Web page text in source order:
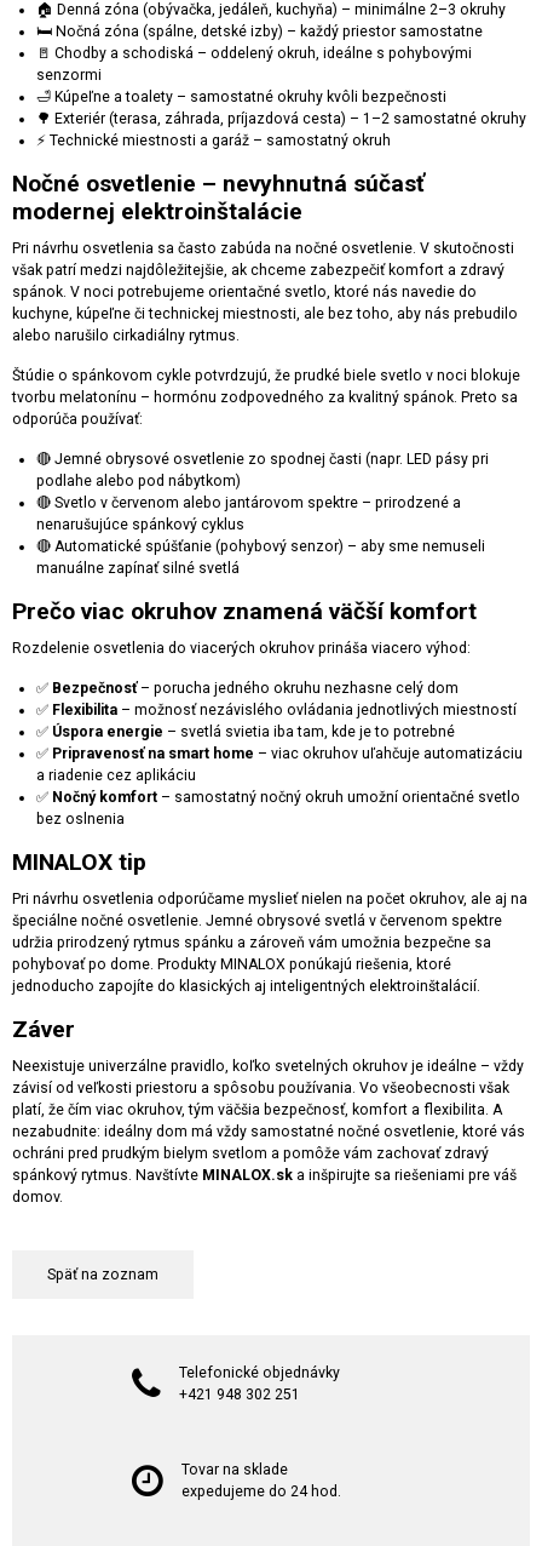
🏠 Denná zóna (obývačka, jedáleň, kuchyňa) – minimálne 2–3 okruhy
🛏 Nočná zóna (spálne, detské izby) – každý priestor samostatne
🚪 Chodby a schodiská – oddelený okruh, ideálne s pohybovými
senzormi
🛁 Kúpeľne a toalety – samostatné okruhy kvôli bezpečnosti
🌳 Exteriér (terasa, záhrada, príjazdová cesta) – 1–2 samostatné okruhy
⚡ Technické miestnosti a garáž – samostatný okruh
Nočné osvetlenie – nevyhnutná súčasť
modernej elektroinštalácie
Pri návrhu osvetlenia sa často zabúda na nočné osvetlenie. V skutočnosti
však patrí medzi najdôležitejšie, ak chceme zabezpečiť komfort a zdravý
spánok. V noci potrebujeme orientačné svetlo, ktoré nás navedie do
kuchyne, kúpeľne či technickej miestnosti, ale bez toho, aby nás prebudilo
alebo narušilo cirkadiálny rytmus.
Štúdie o spánkovom cykle potvrdzujú, že prudké biele svetlo v noci blokuje
tvorbu melatonínu – hormónu zodpovedného za kvalitný spánok. Preto sa
odporúča používať:
🔴 Jemné obrysové osvetlenie zo spodnej časti (napr. LED pásy pri
podlahe alebo pod nábytkom)
🔴 Svetlo v červenom alebo jantárovom spektre – prirodzené a
nenarušujúce spánkový cyklus
🔴 Automatické spúšťanie (pohybový senzor) – aby sme nemuseli
manuálne zapínať silné svetlá
Prečo viac okruhov znamená väčší komfort
Rozdelenie osvetlenia do viacerých okruhov prináša viacero výhod:
✅ Bezpečnosť– porucha jedného okruhu nezhasne celý dom
✅ Flexibilita – možnosť nezávislého ovládania jednotlivých miestností
✅ Úspora energie – svetlá svietia iba tam, kde je to potrebné
✅ Pripravenosť na smart home – viac okruhov uľahčuje automatizáciu
a riadenie cez aplikáciu
✅ Nočný komfort – samostatný nočný okruh umožní orientačné svetlo
bez oslnenia
MINALOX tip
Pri návrhu osvetlenia odporúčame myslieť nielen na počet okruhov, ale aj na
špeciálne nočné osvetlenie. Jemné obrysové svetlá v červenom spektre
udržia prirodzený rytmus spánku a zároveň vám umožnia bezpečne sa
pohybovať po dome. Produkty MINALOX ponúkajú riešenia, ktoré
jednoducho zapojíte do klasických aj inteligentných elektroinštalácií.
Záver
Neexistuje univerzálne pravidlo, koľko svetelných okruhov je ideálne – vždy
závisí od veľkosti priestoru a spôsobu používania. Vo všeobecnosti však
platí, že čím viac okruhov, tým väčšia bezpečnosť, komfort a flexibilita. A
nezabudnite: ideálny dom má vždy samostatné nočné osvetlenie, ktoré vás
ochráni pred prudkým bielym svetlom a pomôže vám zachovať zdravý
spánkový rytmus. Navštívte MINALOX.sk a inšpirujte sa riešeniami pre váš
domov.
Späť na zoznam
Telefonické objednávky
+421 948 302 251
Tovar na sklade
expedujeme do 24 hod.